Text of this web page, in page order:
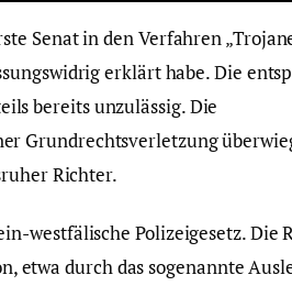
Senat in den Verfahren
erklärt habe. Die
bereits unzulässig. Die
Grundrechtsverletzung
Richter.
westfälische Polizeigesetz. Die
etwa durch das sogenannte